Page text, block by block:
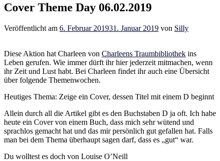
Cover Theme Day 06.02.2019
Veröffentlicht am 6. Februar 201931. Januar 2019 von Silly
Diese Aktion hat Charleen von Charleens Traumbibliothek ins
Leben gerufen. Wie immer dürft ihr hier jederzeit mitmachen, wenn
ihr Zeit und Lust habt. Bei Charleen findet ihr auch eine Übersicht
über folgende Themenwochen.
Heutiges Thema: Zeige ein Cover, dessen Titel mit einem D beginnt
Allein durch all die Artikel gibt es den Buchstaben D ja oft. Ich habe
heute ein Cover von einem Buch, dass mich sehr wütend und
sprachlos gemacht hat und das mir persönlich gut gefallen hat. Falls
man bei dem Thema überhaupt sagen darf, dass es „gut“ war.
Du wolltest es doch von Louise O’Neill